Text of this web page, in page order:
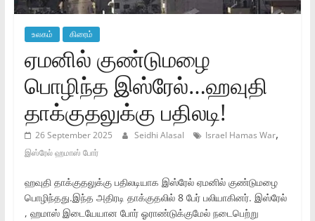
உலகம் கிரைம்
ஏமனில் குண்டுமழை
பொழிந்த இஸ்ரேல்…ஹவுதி
தாக்குதலுக்கு பதிலடி!
26 September 2025 Seidhi Alasal Israel Hamas War,
இஸ்ரேல் ஹமாஸ் போர்
ஹவுதி தாக்குதலுக்கு பதிலடியாக இஸ்ரேல் ஏமனில் குண்டுமழை
பொழிந்தது.இந்த அதிரடி தாக்குதலில் 8 பேர் பலியாகினர். இஸ்ரேல்
, ஹமாஸ் இடையேயான போர் ஓராண்டுக்குமேல் நடைபெற்று